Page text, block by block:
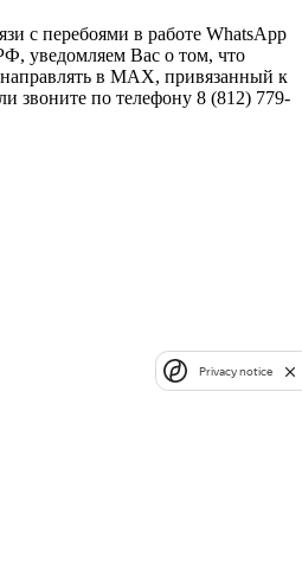
с перебоями в работе WhatsApp
уведомляем Вас о том, что
в MAX, привязанный к
звоните по телефону 8 (812) 779-
Privacy notice